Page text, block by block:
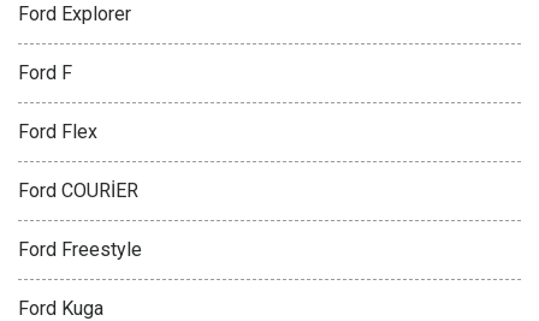
Ford Explorer
Ford F
Ford Flex
Ford COURİER
Ford Freestyle
Ford Kuga